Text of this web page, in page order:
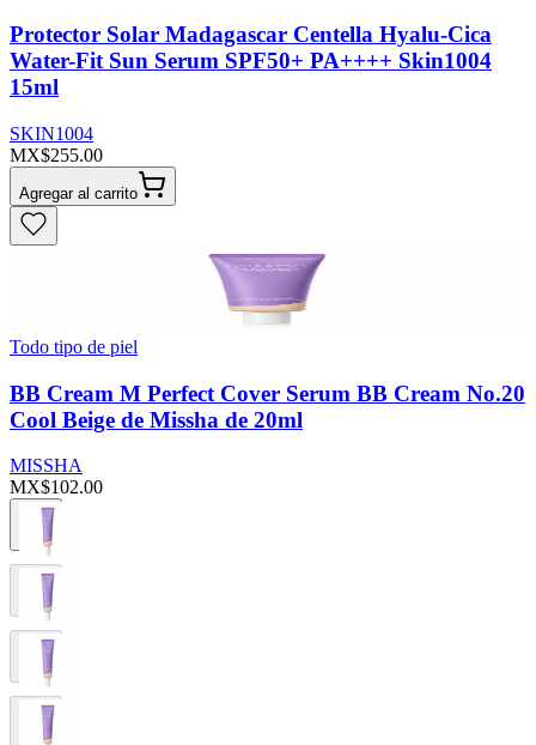
Protector Solar Madagascar Centella Hyalu-Cica
Water-Fit Sun Serum SPF50+ PA++++ Skin1004
15ml
SKIN1004
MX$255.00
Agregar al carrito
Todo tipo de piel
BB Cream M Perfect Cover Serum BB Cream No.20
Cool Beige de Missha de 20ml
MISSHA
MX$102.00